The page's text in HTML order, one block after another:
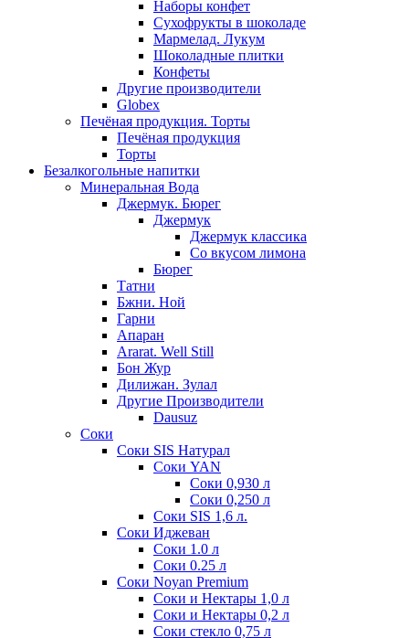
Наборы конфет
Сухофрукты в шоколаде
Мармелад. Лукум
Шоколадные плитки
Конфеты
Другие производители
Globex
Печёная продукция. Торты
Печёная продукция
Торты
Безалкогольные напитки
Минеральная Вода
Джермук. Бюрег
Джермук
Джермук классика
Со вкусом лимона
Бюрег
Татни
Бжни. Ной
Гарни
Апаран
Ararat. Well Still
Бон Жур
Дилижан. Зулал
Другие Производители
Dausuz
Соки
Соки SIS Натурал
Соки YAN
Соки 0,930 л
Соки 0,250 л
Соки SIS 1,6 л.
Соки Иджеван
Соки 1.0 л
Соки 0.25 л
Соки Noyan Premium
Соки и Нектары 1,0 л
Соки и Нектары 0,2 л
Соки стекло 0,75 л